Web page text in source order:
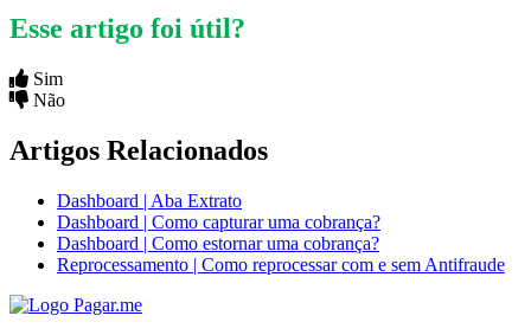
Esse artigo foi útil?
Sim
Não
Artigos Relacionados
Dashboard | Aba Extrato
Dashboard | Como capturar uma cobrança?
Dashboard | Como estornar uma cobrança?
Reprocessamento | Como reprocessar com e sem Antifraude